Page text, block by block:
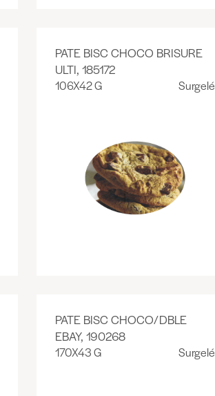
PATE BISC CHOCO BRISURE
ULTI, 185172
106X42 G Surgelé
PATE BISC CHOCO/DBLE
EBAY, 190268
170X43 G Surgelé